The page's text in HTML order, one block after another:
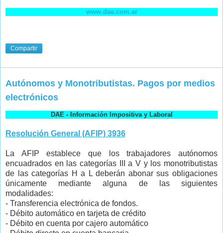
www.dae.com.ar
Compartir
Autónomos y Monotributistas. Pagos por medios
electrónicos
DAE - Información Impositiva y Laboral
Resolución General (AFIP) 3936
La AFIP establece que los trabajadores autónomos
encuadrados en las categorías III a V y los monotributistas
de las categorías H a L deberán abonar sus obligaciones
únicamente mediante alguna de las siguientes
modalidades:
- Transferencia electrónica de fondos.
- Débito automático en tarjeta de crédito
- Débito en cuenta por cajero automático